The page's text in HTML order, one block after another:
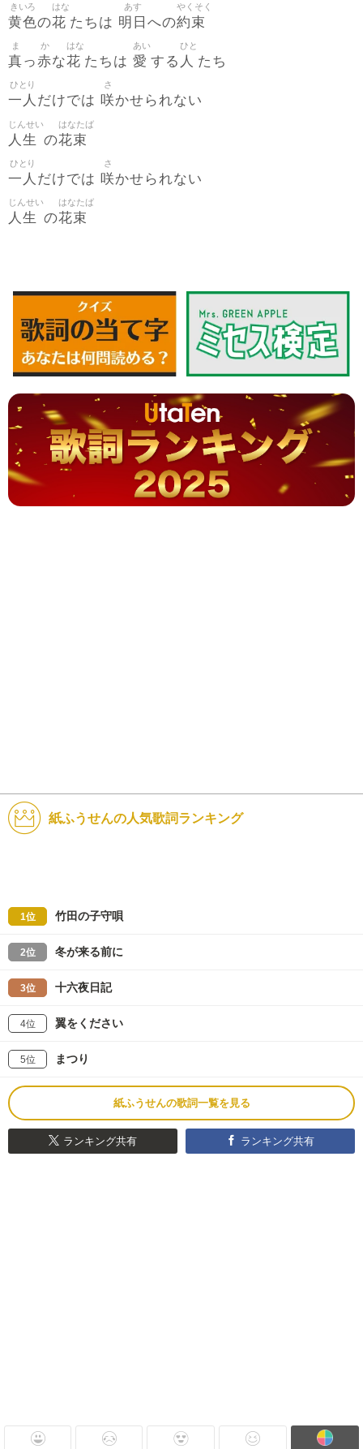
黄色
きいろ
の花
はな
たちは 明日
あす
への約束
やくそく
真
ま
っ赤
か
な花
はな
たちは 愛
あい
する 人
ひと
たち
一人
ひとり
だけでは 咲
さ
かせられない
人生
じんせい
の花束
はなたば
一人
ひとり
だけでは 咲
さ
かせられない
人生
じんせい
の花束
はなたば
紙ふうせんの人気歌詞ランキング
1位 竹田の子守唄
2位 冬が来る前に
3位 十六夜日記
4位 翼をください
5位 まつり
紙ふうせんの歌詞一覧を見る
ランキング共有 ランキング共有